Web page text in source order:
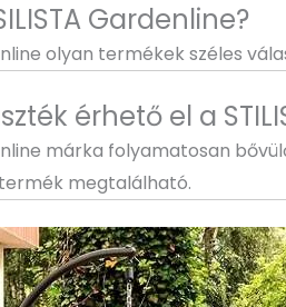
Gardenline?
olyan termékek széles
érhető el a
márka folyamatosan
megtalálható.